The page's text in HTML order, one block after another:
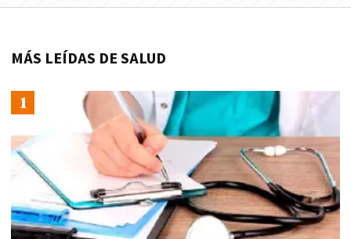
MÁS LEÍDAS DE SALUD